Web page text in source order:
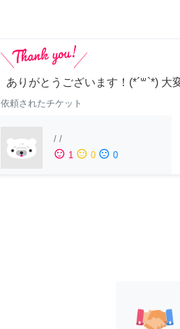
ありがとうございます！(*´꒳`*) 大
依頼されたチケット
/ /
sentiment_satisfied 1 sentiment_neutral 0 sentiment_dissatisfied 0